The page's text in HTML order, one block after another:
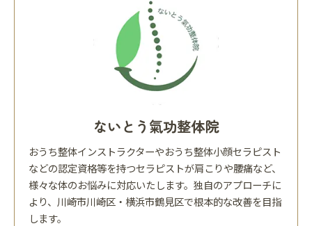
ないとう氣功整体院
おうち整体インストラクターやおうち整体小顔セラピスト
などの認定資格等を持つセラピストが肩こりや腰痛など、
様々な体のお悩みに対応いたします。独自のアプローチに
より、川崎市川崎区・横浜市鶴見区で根本的な改善を目指
します。